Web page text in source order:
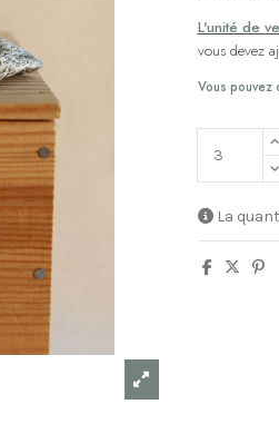
L'unité de
vous devez
Vous pouvez
La